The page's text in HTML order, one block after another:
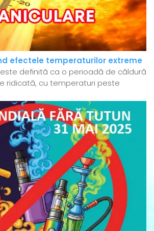
efectele temperaturilor extreme
definită ca o perioadă de căldură
ridicată, cu temperaturi peste